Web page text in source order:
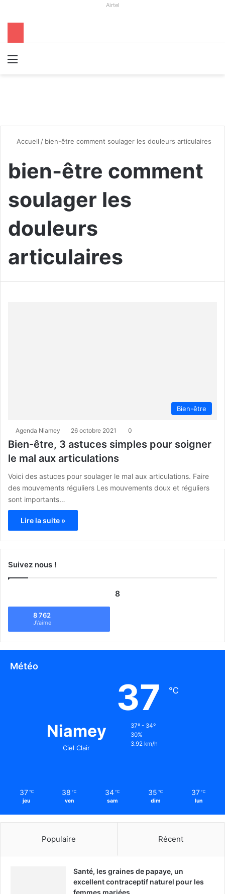
Airtel
Accueil / bien-être comment soulager les douleurs articulaires
bien-être comment
soulager les
douleurs
articulaires
Bien-être
Agenda Niamey 26 octobre 2021 0
Bien-être, 3 astuces simples pour soigner
le mal aux articulations
Voici des astuces pour soulager le mal aux articulations. Faire
des mouvements réguliers Les mouvements doux et réguliers
sont importants…
Lire la suite »
Suivez nous !
8
8 762
J\'aime
Météo
Niamey
Ciel Clair
37 ℃
37º - 34º
30%
3.92 km/h
37 ℃
jeu
38 ℃
ven
34 ℃
sam
35 ℃
dim
37 ℃
lun
Populaire Récent
Santé, les graines de papaye, un
excellent contraceptif naturel pour les
femmes mariées